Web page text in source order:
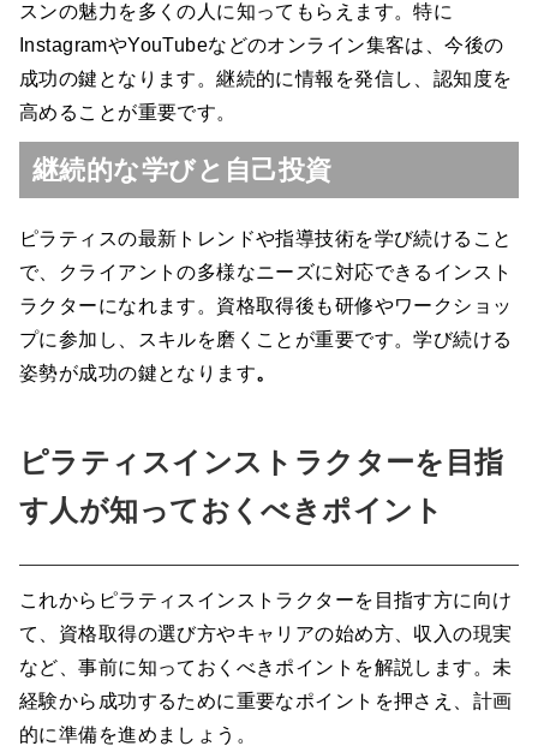
スンの魅力を多くの人に知ってもらえます。特に
InstagramやYouTubeなどのオンライン集客は、今後の
成功の鍵となります。継続的に情報を発信し、認知度を
高めることが重要です。
継続的な学びと自己投資
ピラティスの最新トレンドや指導技術を学び続けること
で、クライアントの多様なニーズに対応できるインスト
ラクターになれます。資格取得後も研修やワークショッ
プに参加し、スキルを磨くことが重要です。学び続ける
姿勢が成功の鍵となります。
ピラティスインストラクターを目指
す人が知っておくべきポイント
これからピラティスインストラクターを目指す方に向け
て、資格取得の選び方やキャリアの始め方、収入の現実
など、事前に知っておくべきポイントを解説します。未
経験から成功するために重要なポイントを押さえ、計画
的に準備を進めましょう。